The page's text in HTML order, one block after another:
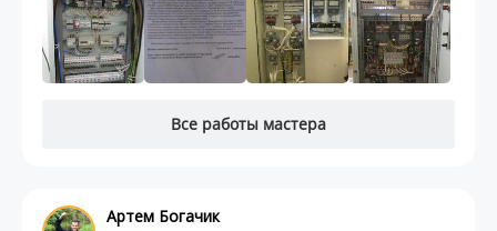
Все работы мастера
Артем Богачик